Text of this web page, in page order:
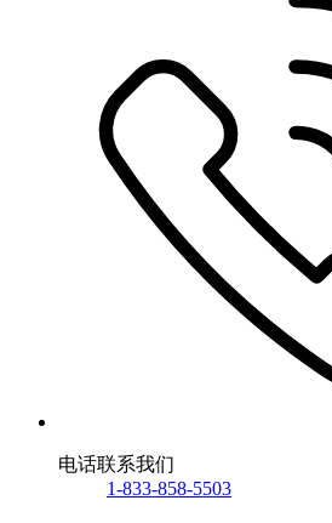
电话联系我们
1-833-858-5503